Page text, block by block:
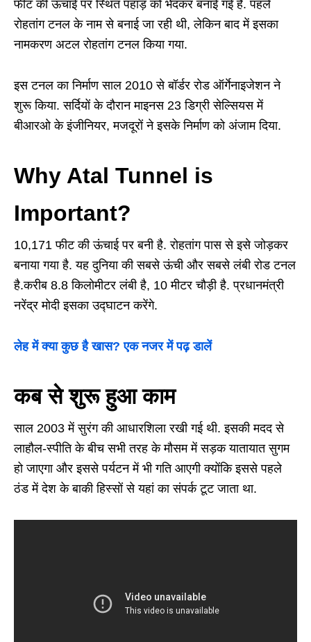
फीट की ऊंचाई पर स्थित पहाड़ को भेदकर बनाई गई है. पहले
राेहतांग टनल के नाम से बनाई जा रही थी, लेकिन बाद में इसका
नामकरण अटल रोहतांग टनल किया गया.
इस टनल का निर्माण साल 2010 से बॉर्डर रोड ऑर्गेनाइजेशन ने
शुरू किया. सर्दियों के दौरान माइनस 23 डिग्री सेल्सियस में
बीआरओ के इंजीनियर, मजदूरों ने इसके निर्माण को अंजाम दिया.
Why Atal Tunnel is
Important?
10,171 फीट की ऊंचाई पर बनी है. रोहतांग पास से इसे जोड़कर
बनाया गया है. यह दुनिया की सबसे ऊंची और सबसे लंबी रोड टनल
है.करीब 8.8 किलोमीटर लंबी है, 10 मीटर चौड़ी है. प्रधानमंत्री
नरेंद्र मोदी इसका उद्घाटन करेंगे.
लेह में क्या कुछ है खास? एक नजर में पढ़ डालें
कब से शुरू हुआ काम
साल 2003 में सुरंग की आधारशिला रखी गई थी. इसकी मदद से
लाहौल-स्पीति के बीच सभी तरह के मौसम में सड़क यातायात सुगम
हो जाएगा और इससे पर्यटन में भी गति आएगी क्योंकि इससे पहले
ठंड में देश के बाकी हिस्सों से यहां का संपर्क टूट जाता था.